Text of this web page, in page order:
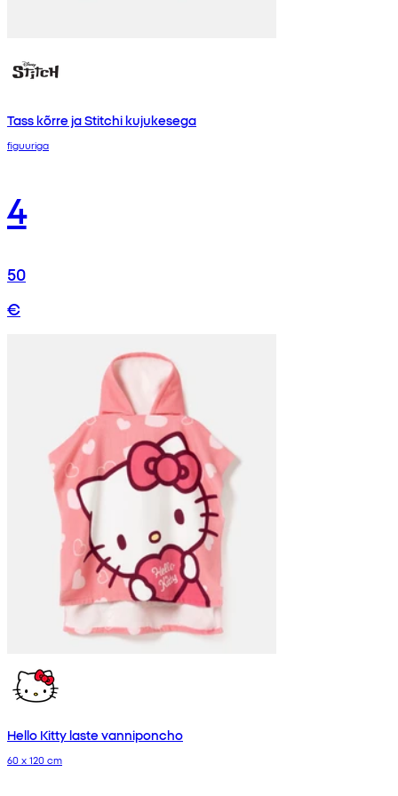
Tass kõrre ja Stitchi kujukesega
figuuriga
4
50
€
Hello Kitty laste vanniponcho
60 x 120 cm